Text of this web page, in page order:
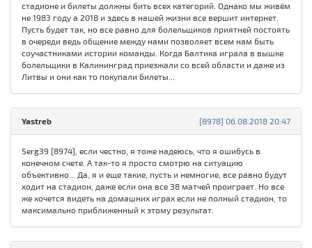
стадионе и билеты должны бить всех категорий. Однако мы живём
не 1983 году а 2018 и здесь в нашей жизни все вершит интернет.
Пусть будет так, но все равно для болельщиков приятней постоять
в очереди ведь общение между нами позволяет всем нам быть
соучастниками истории команды. Когда Балтика играла в вышке
болельщики в Калининград приезжали со всей области и даже из
Литвы и они как то покупали билеты...
[8978] 06.08.2018 20:47
Yastreb
Serg39 [8974], если честно, я тоже надеюсь, что я ошибусь в
конечном счете. А так-то я просто смотрю на ситуацию
объективно... Да, я и еще такие, пусть и немногие, все равно будут
ходит на стадион, даже если она все 38 матчей проиграет. Но все
же хочется видеть на домашних играх если не полный стадион, то
максимально приближенный к этому результат.